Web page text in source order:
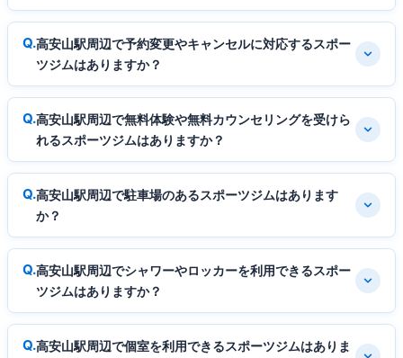
高安山駅周辺で予約変更やキャンセルに対応するスポー
ツジムはありますか？
高安山駅周辺で無料体験や無料カウンセリングを受けら
れるスポーツジムはありますか？
高安山駅周辺で駐車場のあるスポーツジムはあります
か？
高安山駅周辺でシャワーやロッカーを利用できるスポー
ツジムはありますか？
高安山駅周辺で個室を利用できるスポーツジムはありま